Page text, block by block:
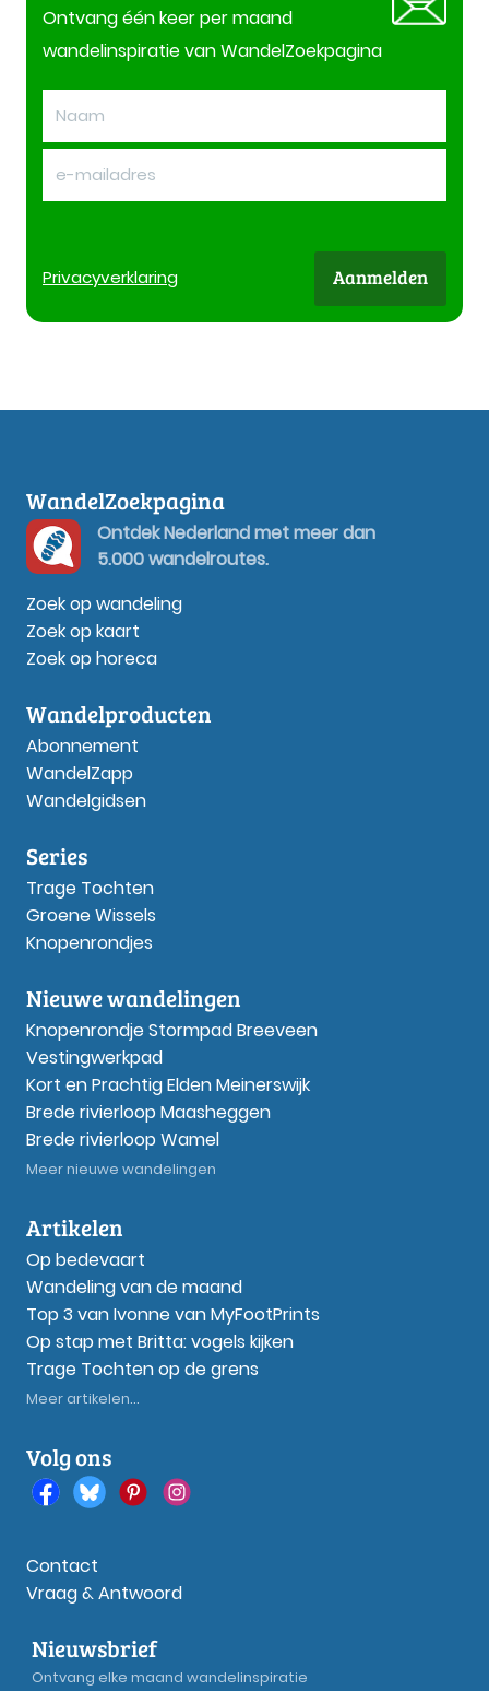
Ontvang één keer per maand
wandelinspiratie van WandelZoekpagina
Privacyverklaring Aanmelden
WandelZoekpagina
Ontdek Nederland met meer dan
5.000 wandelroutes.
Zoek op wandeling
Zoek op kaart
Zoek op horeca
Wandelproducten
Abonnement
WandelZapp
Wandelgidsen
Series
Trage Tochten
Groene Wissels
Knopenrondjes
Nieuwe wandelingen
Knopenrondje Stormpad Breeveen
Vestingwerkpad
Kort en Prachtig Elden Meinerswijk
Brede rivierloop Maasheggen
Brede rivierloop Wamel
Meer nieuwe wandelingen
Artikelen
Op bedevaart
Wandeling van de maand
Top 3 van Ivonne van MyFootPrints
Op stap met Britta: vogels kijken
Trage Tochten op de grens
Meer artikelen...
Volg ons
Contact
Vraag & Antwoord
Nieuwsbrief
Ontvang elke maand wandelinspiratie